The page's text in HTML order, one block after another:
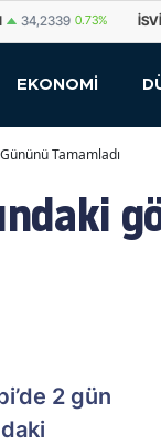
FRANKI 59,1179 0.82%
EKONOMİ
Tamamladı
2 gün